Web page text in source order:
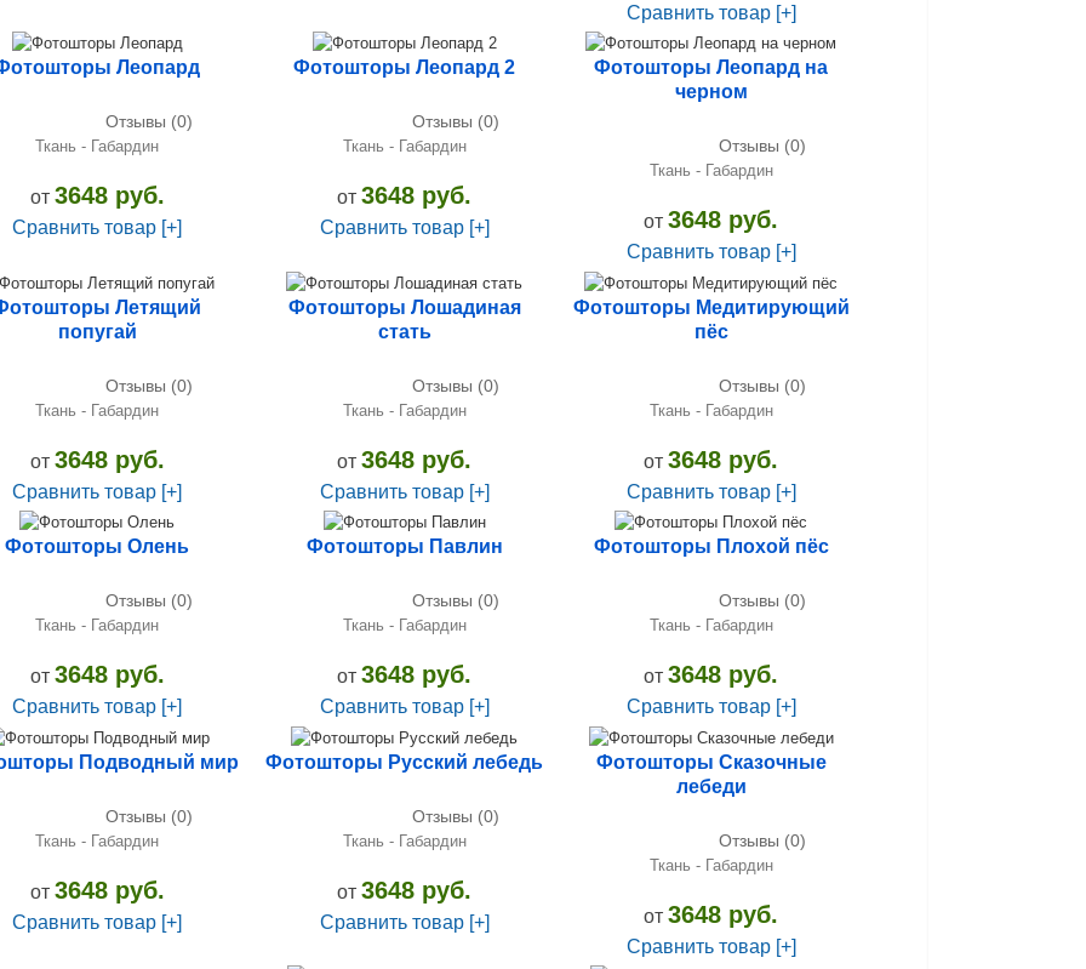
Сравнить товар [+]
Леопард
Отзывы (0)
Ткань - Габардин
от 3648 руб.
Сравнить товар [+]
Фотошторы Леопард 2
Отзывы (0)
Ткань - Габардин
от 3648 руб.
Сравнить товар [+]
Фотошторы Леопард на
черном
Отзывы (0)
Ткань - Габардин
от3648 руб.
Сравнить товар [+]
Летящий
попугай
Отзывы (0)
Ткань - Габардин
от 3648 руб.
Сравнить товар [+]
Фотошторы Лошадиная
стать
Отзывы (0)
Ткань - Габардин
от 3648 руб.
Сравнить товар [+]
Фотошторы Медитирующий
пёс
Отзывы (0)
Ткань - Габардин
от3648 руб.
Сравнить товар [+]
Фотошторы Олень
Отзывы (0)
Ткань - Габардин
от 3648 руб.
Сравнить товар [+]
Фотошторы Павлин
Отзывы (0)
Ткань - Габардин
от 3648 руб.
Сравнить товар [+]
Фотошторы Плохой пёс
Отзывы (0)
Ткань - Габардин
от3648 руб.
Сравнить товар [+]
Подводный мир
Отзывы (0)
Ткань - Габардин
от 3648 руб.
Сравнить товар [+]
Фотошторы Русский лебедь
Отзывы (0)
Ткань - Габардин
от 3648 руб.
Сравнить товар [+]
Фотошторы Сказочные
лебеди
Отзывы (0)
Ткань - Габардин
от3648 руб.
Сравнить товар [+]